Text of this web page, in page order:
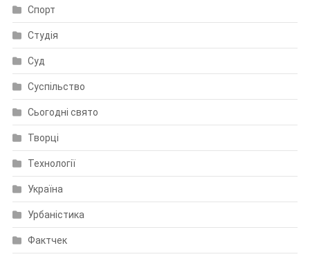
Спорт
Студія
Суд
Суспільство
Сьогодні свято
Творці
Технології
Україна
Урбаністика
Фактчек